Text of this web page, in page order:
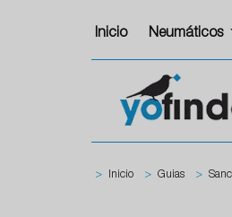
Inicio Neumáticos
> Inicio > Guias >